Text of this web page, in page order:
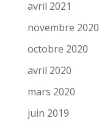
avril 2021
novembre 2020
octobre 2020
avril 2020
mars 2020
juin 2019